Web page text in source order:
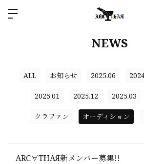
NEWS
ALL お知らせ 2025.06
2025.01 2025.12 2025.03
クラファン オーディション
ARC∀THAЯ新メンバー募集!!